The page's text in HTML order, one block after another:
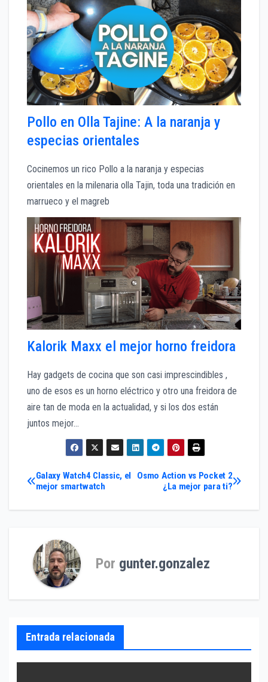
Pollo en Olla Tajine: A la naranja y
especias orientales
Cocinemos un rico Pollo a la naranja y especias
orientales en la milenaria olla Tajin, toda una tradición en
marrueco y el magreb
Kalorik Maxx el mejor horno freidora
Hay gadgets de cocina que son casi imprescindibles ,
uno de esos es un horno eléctrico y otro una freidora de
aire tan de moda en la actualidad, y si los dos están
juntos mejor…
Navegación
de
Osmo Action vs Pocket 2
¿La mejor para ti?
Galaxy Watch4 Classic, el
mejor smartwatch
Por gunter.gonzalez
Entrada relacionada